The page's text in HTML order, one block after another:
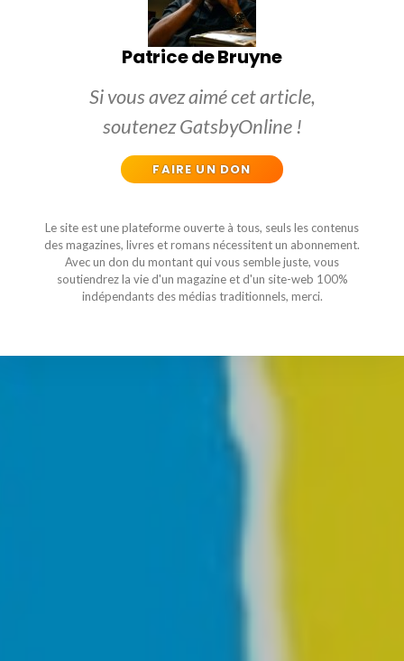
Patrice de Bruyne
Si vous avez aimé cet article,
soutenez GatsbyOnline !
FAIRE UN DON
Le site est une plateforme ouverte à tous, seuls les contenus
des magazines, livres et romans nécessitent un abonnement.
Avec un don du montant qui vous semble juste, vous
soutiendrez la vie d'un magazine et d'un site-web 100%
indépendants des médias traditionnels, merci.